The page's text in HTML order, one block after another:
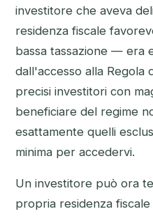
investitore che aveva
residenza fiscale
bassa tassazione — era
dall'accesso alla Regola
precisi investitori con
beneficiare del regime
esattamente quelli
minima per accedervi.
Un investitore può ora
propria residenza